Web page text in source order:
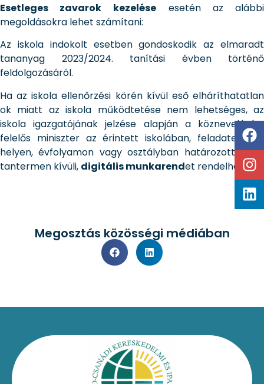
Esetleges zavarok kezelése esetén az alábbi
megoldásokra lehet számítani:
Az iskola indokolt esetben gondoskodik az elmaradt
tananyag 2023/2024. tanítási évben történő
feldolgozásáról.
Ha az iskola ellenőrzési körén kívül eső elháríthatatlan
ok miatt az iskola működtetése nem lehetséges, az
iskola igazgatójának jelzése alapján a köznevelésért
felelős miniszter az érintett iskolában, feladatellátási
helyen, évfolyamon vagy osztályban határozott időre
tantermen kívüli, digitális munkarendet rendelhet el.
Megosztás közösségi médiában